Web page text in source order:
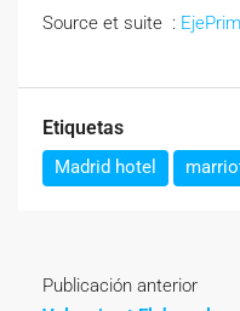
Source et suite :
Etiquetas
Madrid hotel
Publicación anterior